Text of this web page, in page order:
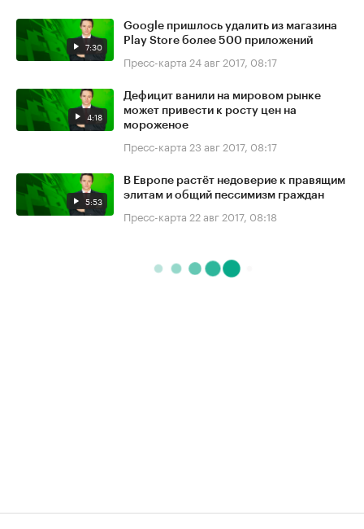
7:30
Google пришлось удалить из магазина
Play Store более 500 приложений
Пресс-карта 24 авг 2017, 08:17
4:18
Дефицит ванили на мировом рынке
может привести к росту цен на
мороженое
Пресс-карта 23 авг 2017, 08:17
5:53
В Европе растёт недоверие к правящим
элитам и общий пессимизм граждан
Пресс-карта 22 авг 2017, 08:18